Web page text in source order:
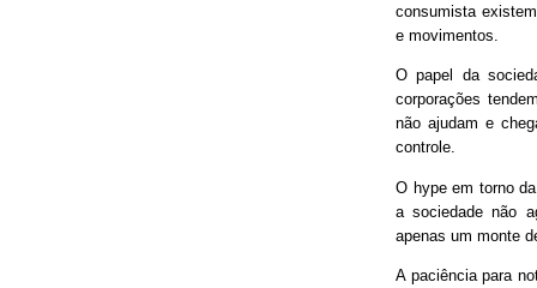
consumista
e movimentos.
O papel da
corporações
não ajudam e
controle.
O hype em torno
a sociedade não
apenas um monte
A paciência para